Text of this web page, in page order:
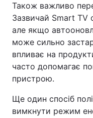
Також важливо
Зазвичай Smart TV
але якщо
може сильно
впливає на
часто допомагає
пристрою.
Ще один спосіб
вимкнути режим